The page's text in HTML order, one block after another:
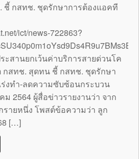
ชี้ กสทช. ชุดรักษาการต้องแอคที
ict/news-722863?
ะสานยกเว้นค่าบริการสายด่วนโค
กสทช. สุดทน ชี้ กสทช. ชุดรักษา
งทำ-ลดความซับซ้อนกระบวน
2564 ผู้สื่อข่าวรายงานว่า จาก
ายหนึ่ง โพสต์ข้อความว่า ลูก
[…]